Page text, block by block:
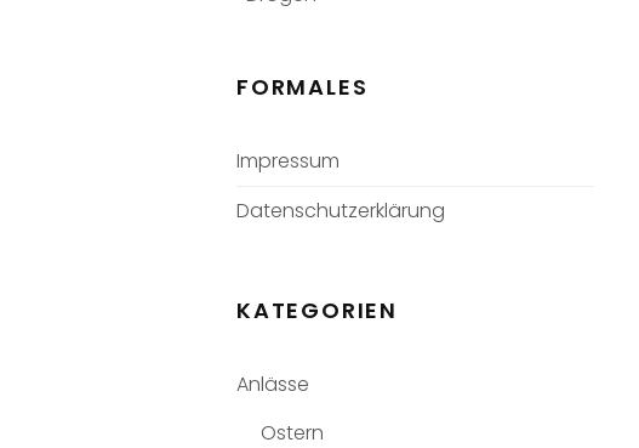
FORMALES
Impressum
Datenschutzerklärung
KATEGORIEN
Anlässe
Ostern